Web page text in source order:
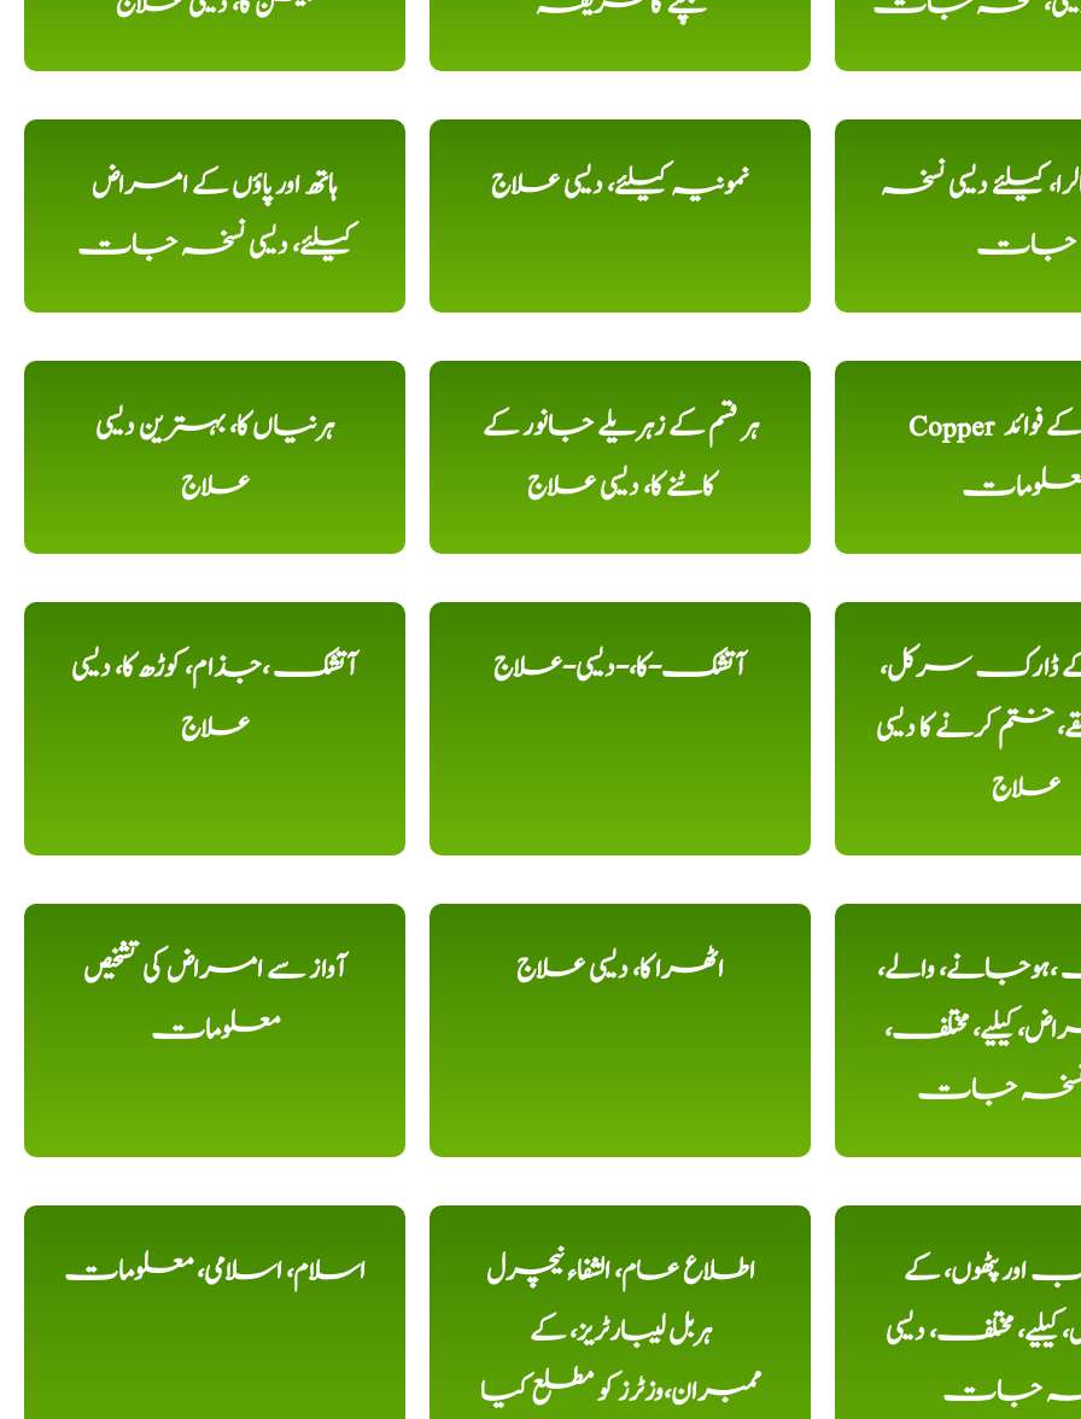
ہاتھ اور پاؤں کے امراض
کیلئے، دیسی نسخہ جات
نمونیہ کیلئے، دیسی علاج
کیلئے دیسی نسخہ
جات
ہرنیاں کا، بہترین دیسی
علاج
ہر قسم کے زہریلے جانور کے
کاٹنے کا، دیسی علاج
Copper تانبا کے فوائد
آتشک ،جذام، کوڑھ کا، دیسی
علاج
آتشک-کا،-دیسی-علاج
کے ڈارک سرکل،
ختم کرنے کا دیسی
علاج
آواز سے امراض کی تشخیص
معلومات
اٹھرا کا، دیسی علاج
والے،
کیلیے، مختلف،
نسخہ جات
اسلام، اسلامی، معلومات
اطلاع عام، الشفاء نیچرل
ہربل لیبارٹریز، کے
ممبران،وزٹرز کو مطلع کیا
پٹھوں، کے
مختلف، دیسی
جات